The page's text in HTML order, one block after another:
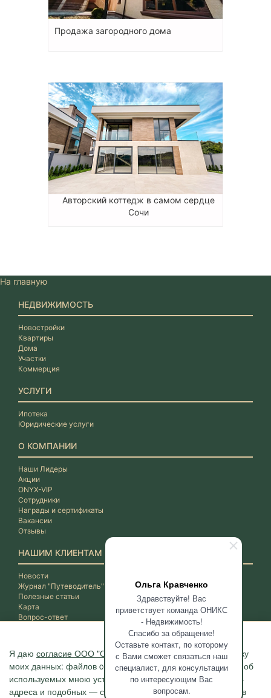
Ольга Кравченко
Здравствуйте! Вас
приветствует команда ОНИКС
- Недвижимость!
Спасибо за обращение!
Оставьте контакт, по которому
с Вами сможет связаться наш
специалист, для консультации
по интересующим Вас
вопросам.
Продажа загородного дома
Авторский коттедж в самом сердце
Сочи
Я даю согласие ООО "ОНИКС-Недвижимость"на обработку
моих данных: файлов cookie, сведений о моих действиях, об
используемых мною устройствах, даты и время сессии, IP-
адреса и подобных — с помощью метрических программ в
На главную
НЕДВИЖИМОСТЬ
Новостройки
Квартиры
Дома
Участки
Коммерция
УСЛУГИ
Ипотека
Юридические услуги
О КОМПАНИИ
Наши Лидеры
Акции
ONYX-VIP
Сотрудники
Награды и сертификаты
Вакансии
Отзывы
НАШИМ КЛИЕНТАМ
Новости
Журнал "Путеводитель"
Полезные статьи
Карта
Вопрос-ответ